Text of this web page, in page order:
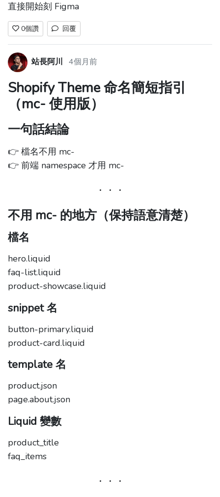
直接開始刻 Figma
0個讚 回覆
站長阿川 4個月前
Shopify Theme 命名簡短指引
（mc- 使用版）
一句話結論
👉 檔名不用 mc-
👉 前端 namespace 才用 mc-
不用 mc- 的地方（保持語意清楚）
檔名
hero.liquid
faq-list.liquid
product-showcase.liquid
snippet 名
button-primary.liquid
product-card.liquid
template 名
product.json
page.about.json
Liquid 變數
product_title
faq_items